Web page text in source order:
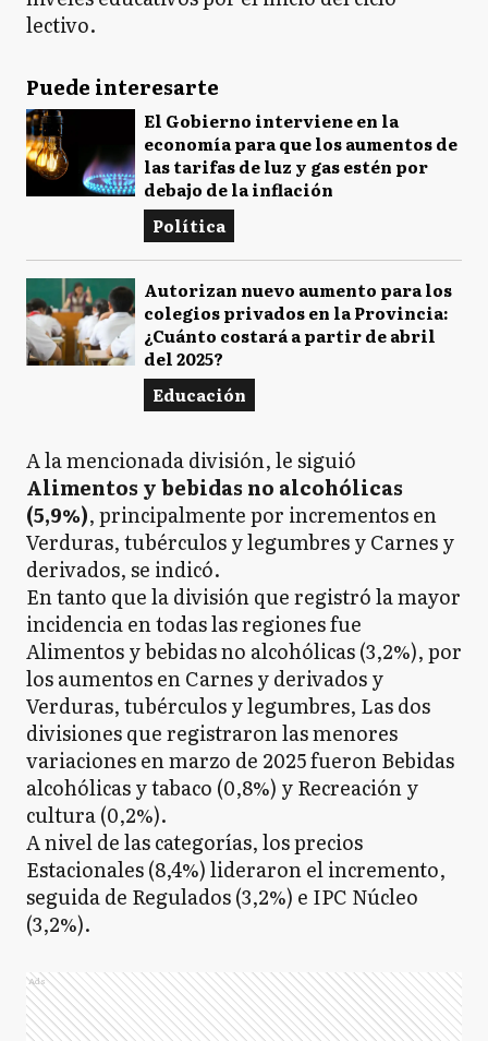
lectivo.
Puede interesarte
El Gobierno interviene en la
economía para que los aumentos de
las tarifas de luz y gas estén por
debajo de la inflación
Política
Autorizan nuevo aumento para los
colegios privados en la Provincia:
¿Cuánto costará a partir de abril
del 2025?
Educación
A la mencionada división, le siguió
Alimentos y bebidas no alcohólicas
(5,9%), principalmente por incrementos en
Verduras, tubérculos y legumbres y Carnes y
derivados, se indicó.
En tanto que la división que registró la mayor
incidencia en todas las regiones fue
Alimentos y bebidas no alcohólicas (3,2%), por
los aumentos en Carnes y derivados y
Verduras, tubérculos y legumbres, Las dos
divisiones que registraron las menores
variaciones en marzo de 2025 fueron Bebidas
alcohólicas y tabaco (0,8%) y Recreación y
cultura (0,2%).
A nivel de las categorías, los precios
Estacionales (8,4%) lideraron el incremento,
seguida de Regulados (3,2%) e IPC Núcleo
(3,2%).
Ads